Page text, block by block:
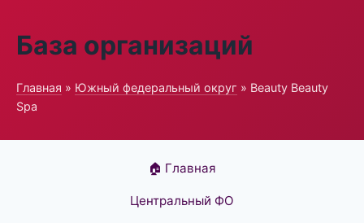
База организаций
Главная » Южный федеральный округ » Beauty Beauty
Spa
🏠 Главная
Центральный ФО